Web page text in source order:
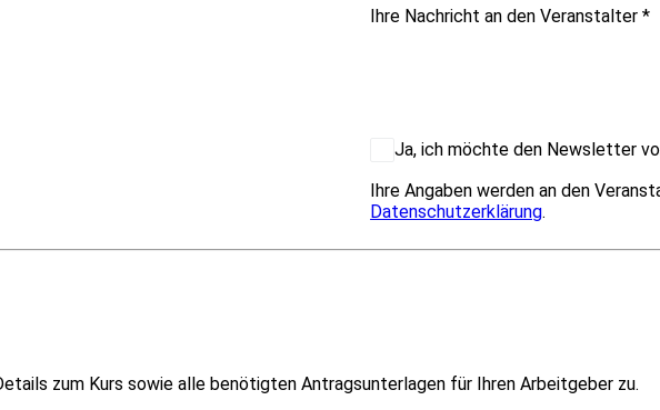
Ihre Nachricht an den Veranstalter*
Ja, ich möchte den Newsletter
Ihre Angaben werden an den
Datenschutzerklärung.
zum Kurs sowie alle benötigten Antragsunterlagen für Ihren Arbeitgeber zu.